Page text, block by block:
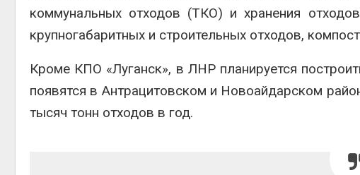
коммунальных отходов (ТКО) и хранения
крупногабаритных и строительных отходов,
Кроме КПО «Луганск», в ЛНР планируется
появятся в Антрацитовском и Новоайдарском
тысяч тонн отходов в год.